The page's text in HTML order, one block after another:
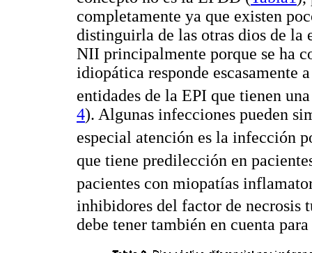
completamente ya que existen
distinguirla de las otras dios de la
NII principalmente porque se ha
idiopática responde escasamente
entidades de la EPI que tienen
4). Algunas infecciones pueden
especial atención es la infección
que tiene predilección en
pacientes con miopatías
inhibidores del factor de necrosis
debe tener también en cuenta